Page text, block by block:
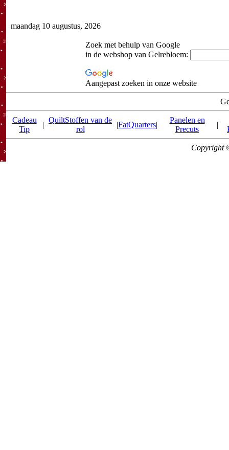
maandag 10 augustus, 2026
Zoek met behulp van Google
in de webshop van Gelrebloem:
Aangepast zoeken in onze website
Cadeau
Tip
|
QuiltStoffen van de
rol
|FatQuarters|
Panelen en
Precuts
|
Copyright